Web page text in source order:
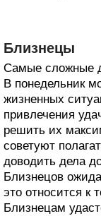
Близнецы
Самые сложные
В понедельник
жизненных
привлечения
решить их
советуют
доводить дела
Близнецов
это относится к
Близнецам